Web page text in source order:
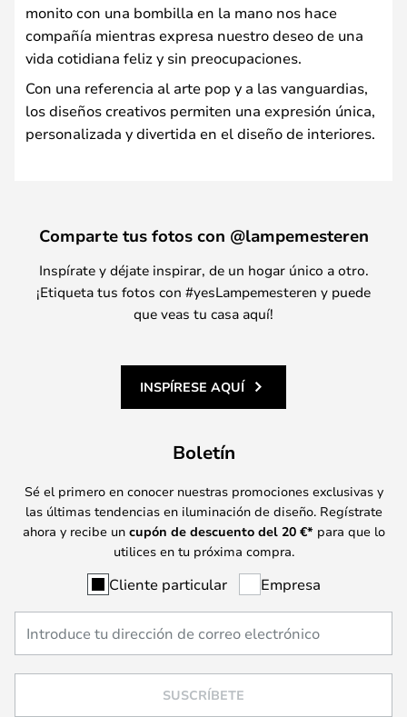
monito con una bombilla en la mano nos hace
compañía mientras expresa nuestro deseo de una
vida cotidiana feliz y sin preocupaciones.
Con una referencia al arte pop y a las vanguardias,
los diseños creativos permiten una expresión única,
personalizada y divertida en el diseño de interiores.
Comparte tus fotos con @lampemesteren
Inspírate y déjate inspirar, de un hogar único a otro.
¡Etiqueta tus fotos con #yesLampemesteren y puede
que veas tu casa aquí!
INSPÍRESE AQUÍ
Boletín
Sé el primero en conocer nuestras promociones exclusivas y
las últimas tendencias en iluminación de diseño. Regístrate
ahora y recibe un cupón de descuento del 20 €* para que lo
utilices en tu próxima compra.
Cliente particular Empresa
SUSCRÍBETE